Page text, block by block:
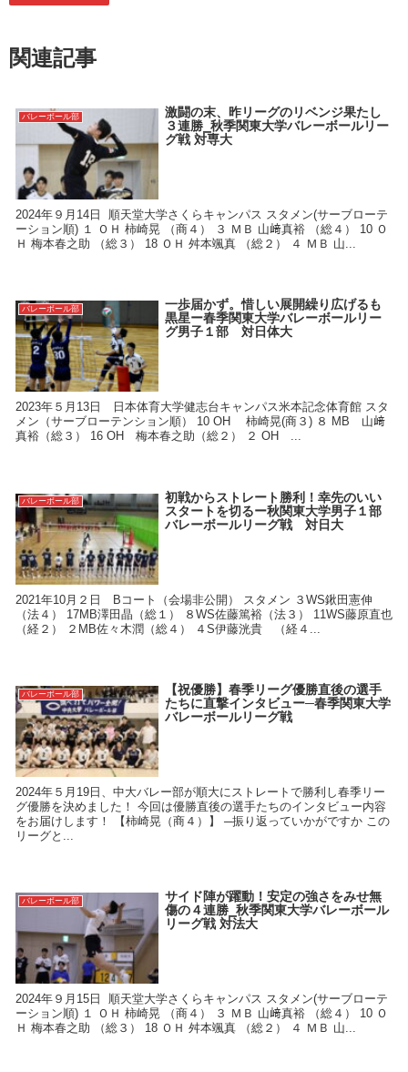
関連記事
バレーボール部
激闘の末、昨リーグのリベンジ果たし
３連勝⎯秋季関東大学バレーボールリー
グ戦 対専大
2024年９月14日 順天堂大学さくらキャンパス スタメン(サーブローテ
ーション順) １ ＯＨ 柿崎晃 （商４） ３ ＭＢ 山﨑真裕 （総４） 10 Ｏ
Ｈ 梅本春之助 （総３） 18 ＯＨ 舛本颯真 （総２） ４ ＭＢ 山...
バレーボール部
一歩届かず。惜しい展開繰り広げるも
黒星ー春季関東大学バレーボールリー
グ男子１部 対日体大
2023年５月13日 日本体育大学健志台キャンパス米本記念体育館 スタ
メン（サーブローテンション順） 10 OH 柿崎晃(商３) ８ MB 山﨑
真裕（総３） 16 OH 梅本春之助（総２） ２ OH ...
バレーボール部
初戦からストレート勝利！幸先のいい
スタートを切るー秋関東大学男子１部
バレーボールリーグ戦 対日大
2021年10月２日 Bコート（会場非公開） スタメン ３WS鍬田憲伸
（法４） 17MB澤田晶（総１） ８WS佐藤篤裕（法３） 11WS藤原直也
（経２） ２MB佐々木潤（総４） ４S伊藤洸貴 （経４...
バレーボール部
【祝優勝】春季リーグ優勝直後の選手
たちに直撃インタビュー─春季関東大学
バレーボールリーグ戦
2024年５月19日、中大バレー部が順大にストレートで勝利し春季リー
グ優勝を決めました！ 今回は優勝直後の選手たちのインタビュー内容
をお届けします！ 【柿崎晃（商４）】 ─振り返っていかがですか この
リーグと...
バレーボール部
サイド陣が躍動！安定の強さをみせ無
傷の４連勝⎯秋季関東大学バレーボール
リーグ戦 対法大
2024年９月15日 順天堂大学さくらキャンパス スタメン(サーブローテ
ーション順) １ ＯＨ 柿崎晃 （商４） ３ ＭＢ 山﨑真裕 （総４） 10 Ｏ
Ｈ 梅本春之助 （総３） 18 ＯＨ 舛本颯真 （総２） ４ ＭＢ 山...